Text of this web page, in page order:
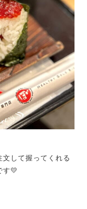
して握ってくれる
す💛